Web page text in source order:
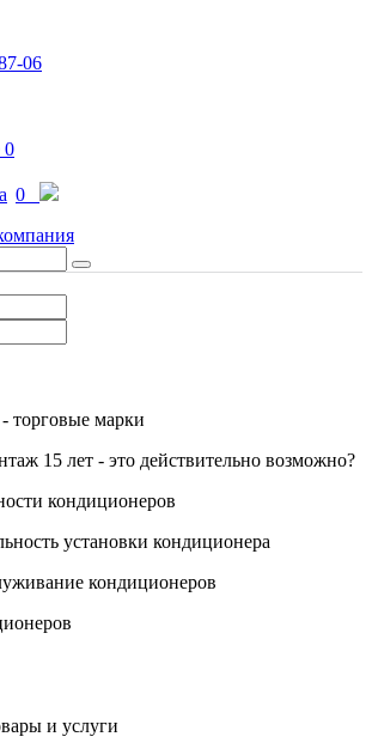
06
0
0
торговые марки
15 лет - это действительно возможно?
кондиционеров
установки кондиционера
кондиционеров
и услуги